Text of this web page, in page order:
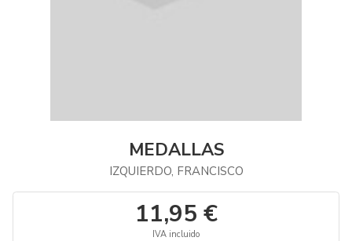
MEDALLAS
IZQUIERDO, FRANCISCO
11,95 €
IVA incluido